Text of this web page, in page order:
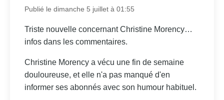
Publié le dimanche 5 juillet à 01:55
Triste nouvelle concernant Christine Morency…
infos dans les commentaires.
Christine Morency a vécu une fin de semaine
douloureuse, et elle n'a pas manqué d'en
informer ses abonnés avec son humour habituel.